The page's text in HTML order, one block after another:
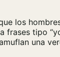
los
frases tipo
una